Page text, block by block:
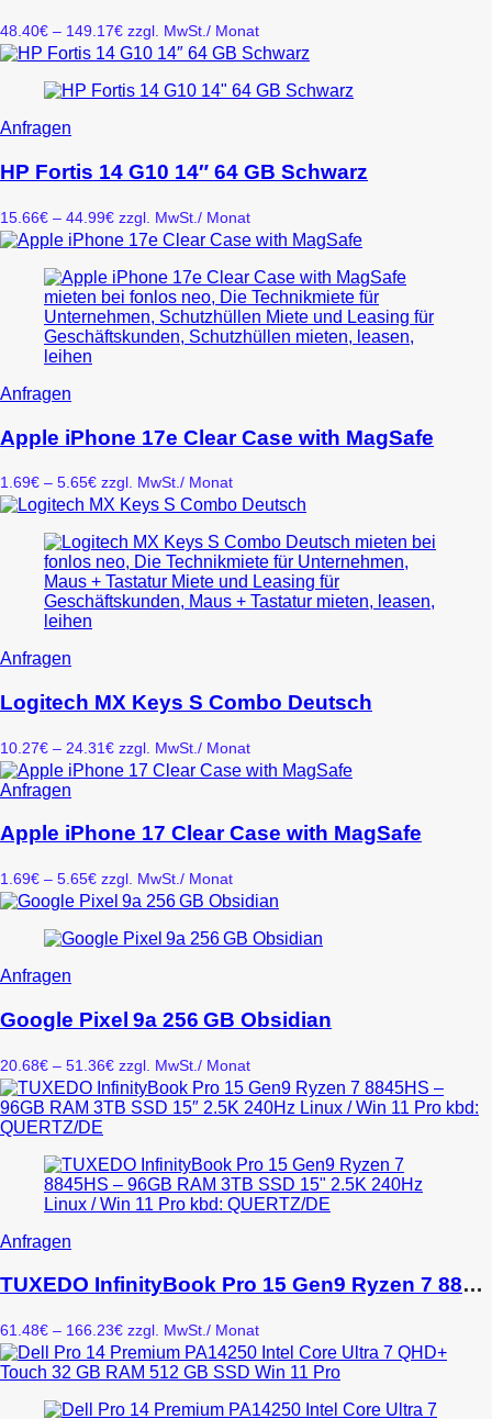
auf.
Die
Optionen
können
der
gewählt
48.40€ – 149.17€Preisspanne:
48.40€
149.17€
zzgl. MwSt./ Monat
Anfragen
weist
mehrere
auf.
Die
können
auf
der
Produktseite
gewählt
HP Fortis 14 G10 14″ 64 GB Schwarz
15.66€ – 44.99€Preisspanne:
15.66€
44.99€
zzgl. MwSt. / Monat
Anfragen
weist
mehrere
auf.
Die
Optionen
können
auf
der
Produktseite
gewählt
Apple iPhone 17e Clear Case with MagSafe
1.69€ – 5.65€Preisspanne:
1.69€
5.65€
zzgl. MwSt./ Monat
Anfragen
weist
mehrere
auf.
Die
Optionen
auf
Produktseite
gewählt
werden
Logitech MX Keys S Combo Deutsch
10.27€ – 24.31€Preisspanne:
10.27€
zzgl. MwSt. / Monat
Anfragen
weist
mehrere
auf.
Die
Optionen
können
der
gewählt
Apple iPhone 17 Clear Case with MagSafe
1.69€ – 5.65€Preisspanne:
1.69€
5.65€
zzgl. MwSt. / Monat
Anfragen
weist
mehrere
auf.
Die
Optionen
können
der
Produktseite
gewählt
Google Pixel 9a 256 GB Obsidian
20.68€ – 51.36€Preisspanne:
20.68€
bis
51.36€
zzgl. MwSt. / Monat
Anfragen
weist
mehrere
auf.
Die
Optionen
können
TUXEDO InfinityBook Pro 15 Gen9 Ryzen 7 8845HS – 96GB RAM 3TB SSD 15″ 2.5K 240Hz Linux / Win 11 Pro kbd: QUERTZ/DE
61.48€ – 166.23€Preisspanne:
61.48€
bis
zzgl. MwSt. / Monat